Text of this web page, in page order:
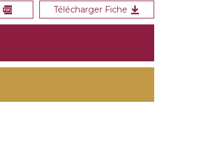
Télécharger Fiche